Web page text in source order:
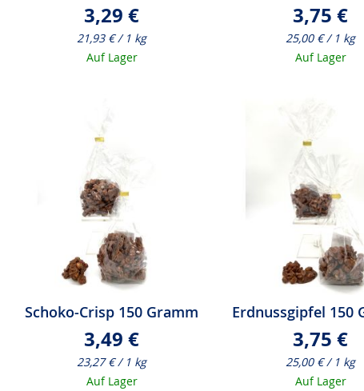
3,29 €
21,93 € / 1 kg
Auf Lager
3,75 €
25,00 € / 1 kg
Auf Lager
Schoko-Crisp 150 Gramm
3,49 €
23,27 € / 1 kg
Auf Lager
Erdnussgipfel 150
3,75 €
25,00 € / 1 kg
Auf Lager